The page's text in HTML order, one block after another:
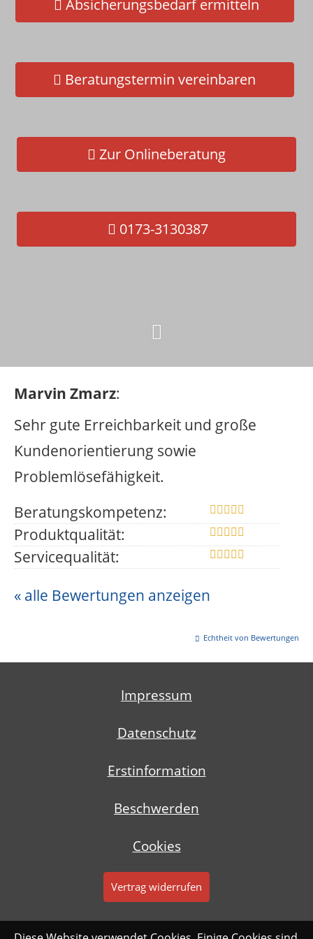
Absicherungsbedarf ermitteln
Beratungstermin vereinbaren
Zur Onlineberatung
0173-3130387
Schnelltest - Jetzt gleich selbst
Marvin Zmarz:
Sehr gute Erreichbarkeit und große
Kundenorientierung sowie
Problemlösefähigkeit.
Beratungskompetenz:
Produktqualität:
Servicequalität:
« alle Bewertungen anzeigen
Echtheit von Bewertungen
Impressum
Datenschutz
Erstinformation
Beschwerden
Cookies
Vertrag widerrufen